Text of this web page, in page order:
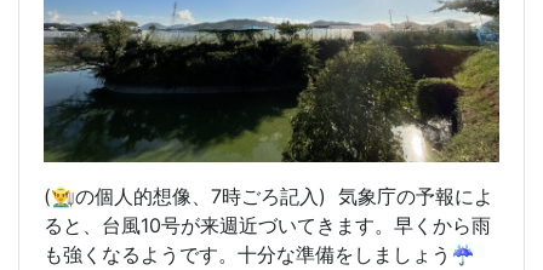
(👨‍🌾の個人的想像、7時ごろ記入) 気象庁の予報によ
ると、台風10号が来週近づいてきます。早くから雨
も強くなるようです。十分な準備をしましょう☔️